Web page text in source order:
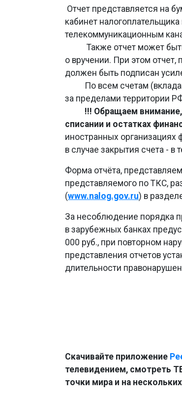
Отчет представляется на
кабинет
телекоммуникационным
Также отчет может быть
о вручении. При этом
должен быть подписан
По всем счетам
за пределами территории
!!! Обращаем
списании и остатках
иностранных организациях
в случае закрытия счета - в
Форма отчёта,
представляемого по ТКС,
(www.nalog.gov.ru) в
За несоблюдение порядка
в зарубежных банках
000 руб., при повторном
представления отчетов
длительности
Скачивайте приложение
телевидением, смотреть
точки мира и на